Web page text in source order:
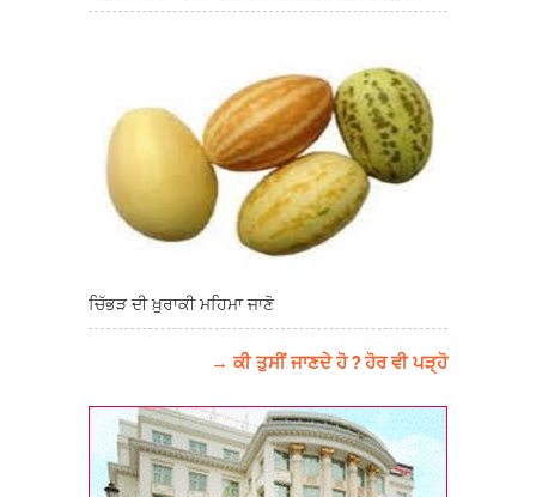
ਚਿੱਭੜ ਦੀ ਖ਼ੁਰਾਕੀ ਮਹਿਮਾ ਜਾਣੋ
→ ਕੀ ਤੁਸੀਂ ਜਾਣਦੇ ਹੋ ? ਹੋਰ ਵੀ ਪੜ੍ਹੋ